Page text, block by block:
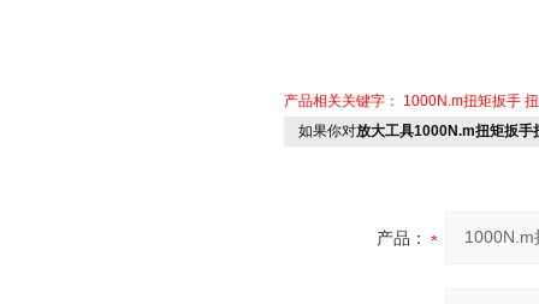
产品相关关键字： 1000N.m扭矩扳手
如果你对放大工具1000N.m扭矩扳手
产品：